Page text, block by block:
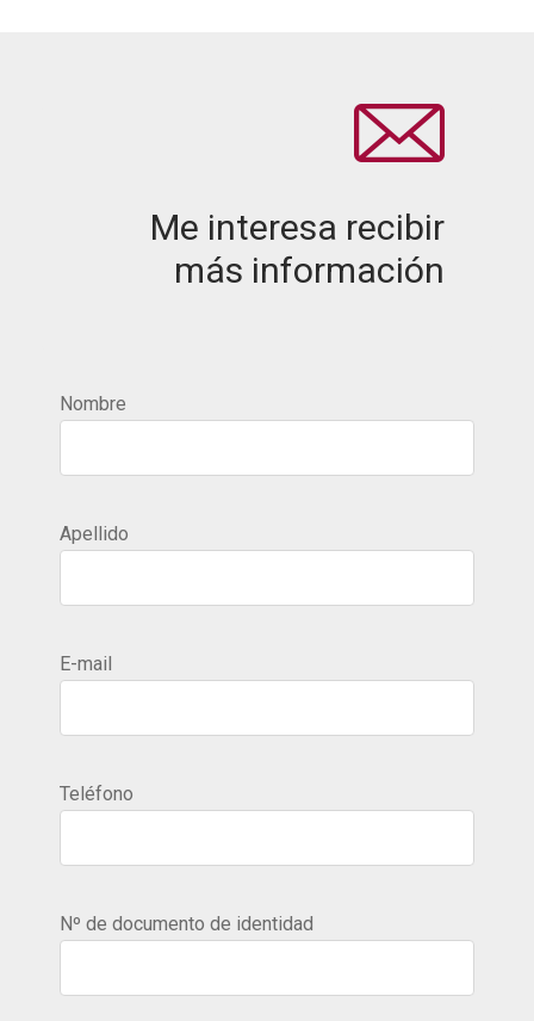
Me interesa recibir
más información
Nombre
Apellido
E-mail
Teléfono
Nº de documento de identidad